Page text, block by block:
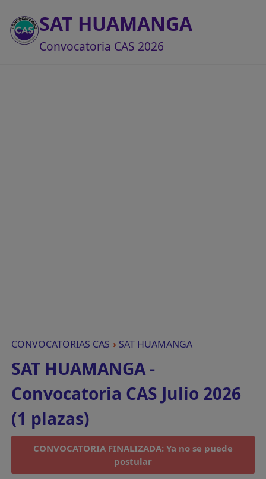
SAT HUAMANGA
Convocatoria CAS 2026
CONVOCATORIAS CAS › SAT HUAMANGA
SAT HUAMANGA -
Convocatoria CAS Julio 2026
(1 plazas)
CONVOCATORIA FINALIZADA: Ya no se puede
postular